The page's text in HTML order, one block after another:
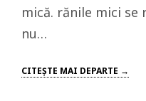
mică. rănile mici se
nu…
CITEŞTE MAI DEPARTE →